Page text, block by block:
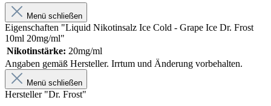
Menü schließen
Eigenschaften "Liquid Nikotinsalz Ice Cold - Grape Ice Dr. Frost
10ml 20mg/ml"
Nikotinstärke: 20mg/ml
Angaben gemäß Hersteller. Irrtum und Änderung vorbehalten.
Menü schließen
Hersteller "Dr. Frost"